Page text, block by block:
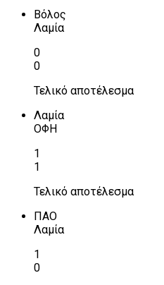
Βόλος
Λαμία
0
0
Τελικό αποτέλεσμα
Λαμία
ΟΦΗ
1
1
Τελικό αποτέλεσμα
ΠΑΟ
Λαμία
1
0